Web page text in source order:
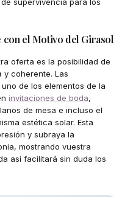
con el Motivo del Girasol
oferta es la posibilidad de
y coherente. Las
de los elementos de la
invitaciones de boda,
de mesa e incluso el
estética solar. Esta
y subraya la
mostrando vuestra
así facilitará sin duda los